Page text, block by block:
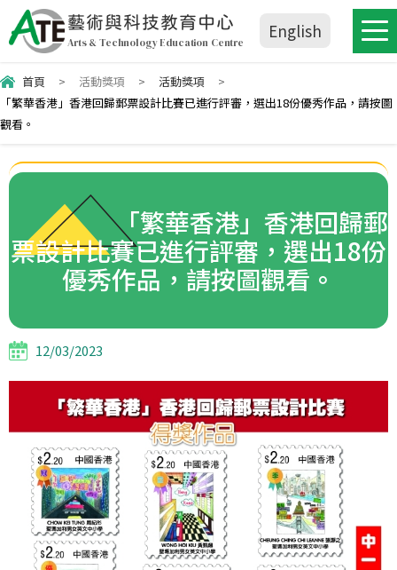
藝術與科技教育中心
Arts & Technology Education Centre
English
首頁 > 活動獎項 > 活動獎項
>
「繁華香港」香港回歸郵票設計比賽已進行評審，選出18份優秀作品，請按圖
觀看。
「繁華香港」香港回歸郵
票設計比賽已進行評審，選出18份
優秀作品，請按圖觀看。
12/03/2023